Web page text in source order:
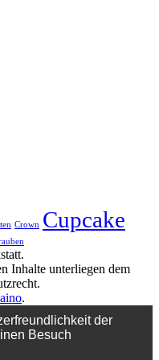
Crown Cupcake
Inhalte unterliegen dem
.
der
Besuch